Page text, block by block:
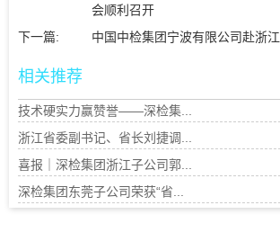
会顺利召开
下一篇:
中国中检集团宁波有限公司赴浙
相关推荐
技术硬实力赢赞誉——深检集...
浙江省委副书记、省长刘捷调...
喜报｜深检集团浙江子公司郭...
深检集团东莞子公司荣获“省...